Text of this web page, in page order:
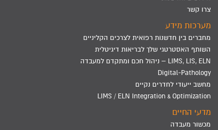
צרו קשר
מערכות מידע
מחברים בין חדשנות רפואית לצרכים הקליניים
השותף האסטרטגי שלך לבריאות דיגיטלית
LIMS, LIS, ELN – ניהול חכם ומתקדם למעבדה
Digital-Pathology
מחשב ייעודי לחדרים נקיים
LIMS / ELN Integration & Optimization
מדעי החיים
מכשור מעבדה